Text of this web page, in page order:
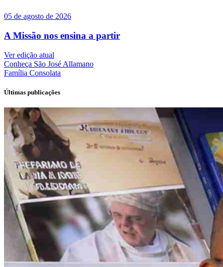
05 de agosto de 2026
A Missão nos ensina a partir
Ver edição atual
Conheça São José Allamano
Família Consolata
Últimas publicações